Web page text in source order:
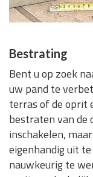
Bestrating
Bent u op zoek
uw pand te
terras of de oprit
bestraten van de
inschakelen,
eigenhandig uit
nauwkeurig te